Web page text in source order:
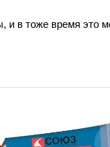
в тоже время это